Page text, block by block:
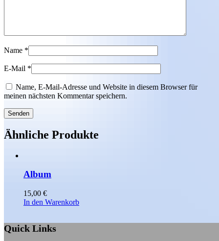
Name *
E-Mail *
Name, E-Mail-Adresse und Website in diesem Browser für
meinen nächsten Kommentar speichern.
Ähnliche Produkte
Album
15,00 €
In den Warenkorb
Quick Links